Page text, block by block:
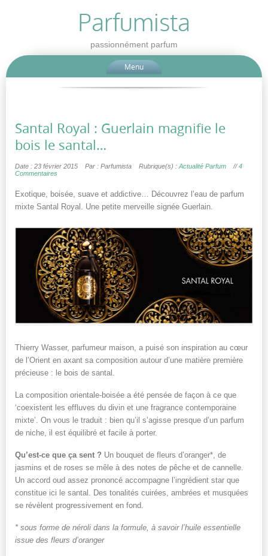
Parfumista
passionnément parfum
Menu
Santal Royal : Guerlain magnifie le
bois le santal…
Date : 23 février 2015 Par : Parfumista Rubrique(s) :Actualité Parfum //4
Commentaires
Exotique, boisée, suave et addictive… Découvrez l’eau de parfum
mixte Santal Royal. Une petite merveille signée Guerlain.
Thierry Wasser, parfumeur maison, a puisé son inspiration au cœur
de l’Orient en axant sa composition autour d’une matière première
précieuse : le bois de santal.
La composition orientale-boisée a été pensée de façon à ce que
‘coexistent les effluves du divin et une fragrance contemporaine
mixte’. On vous le traduit : bien qu’il s’agisse presque d’un parfum
de niche, il est équilibré et facile à porter.
Qu’est-ce que ça sent ? Un bouquet de fleurs d’oranger*, de
jasmins et de roses se mêle à des notes de pêche et de cannelle.
Un accord oud assez prononcé accompagne l’ingrédient star que
constitue ici le santal. Des tonalités cuirées, ambrées et musquées
se révèlent progressivement en fond.
* sous forme de néroli dans la formule, à savoir l’huile essentielle
issue des fleurs d’oranger